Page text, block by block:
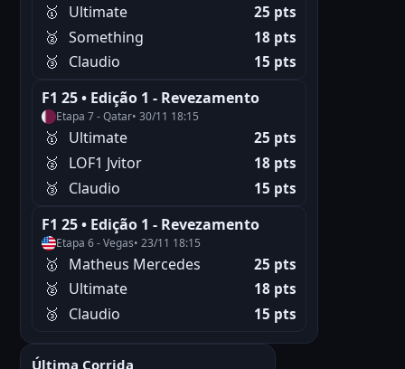
🥇 Ultimate 25 pts
🥈 Something 18 pts
🥉 Claudio 15 pts
F1 25 • Edição 1 - Revezamento
Etapa 7 - Qatar• 30/11 18:15
🥇 Ultimate 25 pts
🥈 LOF1 Jvitor 18 pts
🥉 Claudio 15 pts
F1 25 • Edição 1 - Revezamento
Etapa 6 - Vegas• 23/11 18:15
🥇 Matheus Mercedes 25 pts
🥈 Ultimate 18 pts
🥉 Claudio 15 pts
Última Corrida